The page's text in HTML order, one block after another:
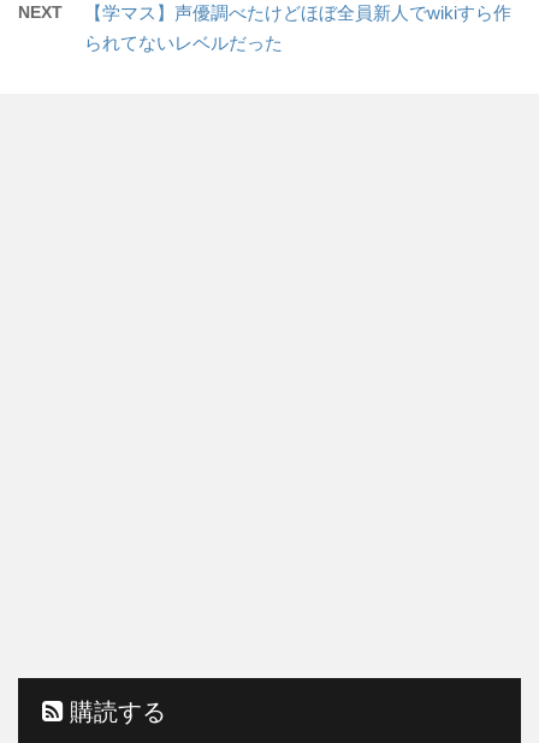
NEXT
【学マス】声優調べたけどほぼ全員新人でwikiすら作
られてないレベルだった
購読する